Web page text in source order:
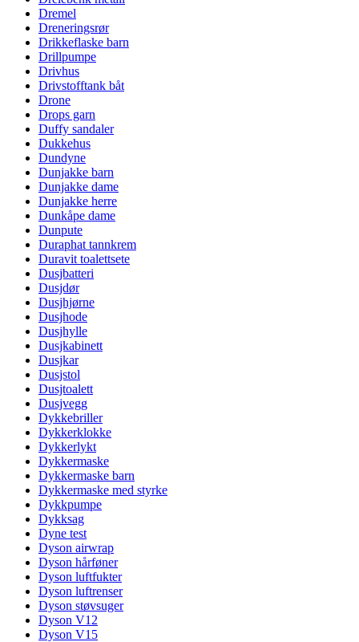
Dremel
Dreneringsrør
Drikkeflaske barn
Drillpumpe
Drivhus
Drivstofftank båt
Drone
Drops garn
Duffy sandaler
Dukkehus
Dundyne
Dunjakke barn
Dunjakke dame
Dunjakke herre
Dunkåpe dame
Dunpute
Duraphat tannkrem
Duravit toalettsete
Dusjbatteri
Dusjdør
Dusjhjørne
Dusjhode
Dusjhylle
Dusjkabinett
Dusjkar
Dusjstol
Dusjtoalett
Dusjvegg
Dykkebriller
Dykkerklokke
Dykkerlykt
Dykkermaske
Dykkermaske barn
Dykkermaske med styrke
Dykkpumpe
Dykksag
Dyne test
Dyson airwrap
Dyson hårføner
Dyson luftfukter
Dyson luftrenser
Dyson støvsuger
Dyson V12
Dyson V15